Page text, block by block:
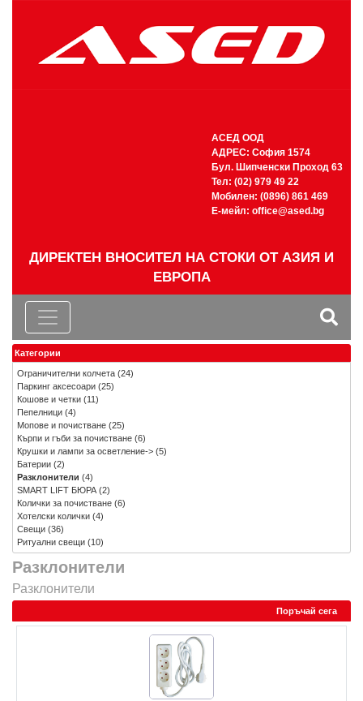
АСЕД ООД
АДРЕС: София 1574
Бул. Шипченски Проход 63
Тел: (02) 979 49 22
Мобилен: (0896) 861 469
Е-мейл: office@ased.bg
ДИРЕКТЕН ВНОСИТЕЛ НА СТОКИ ОТ АЗИЯ И
ЕВРОПА
Разклонители
Разклонители
Поръчай сега
Категории
Ограничителни колчета (24)
Паркинг аксесоари (25)
Кошове и четки (11)
Пепелници (4)
Мопове и почистване (25)
Кърпи и гъби за почистване (6)
Крушки и лампи за осветление-> (5)
Батерии (2)
Разклонители (4)
SMART LIFT БЮРА(2)
Колички за почистване (6)
Хотелски колички (4)
Свещи (36)
Ритуални свещи (10)